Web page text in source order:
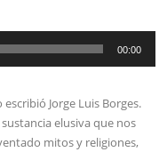
00:00
Jorge Luis Borges.
elusiva que nos
mitos y religiones,